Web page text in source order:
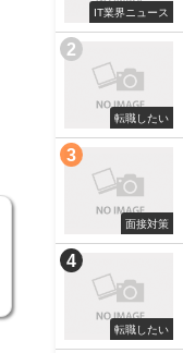
IT業界ニュース
転職したい
面接対策
転職したい